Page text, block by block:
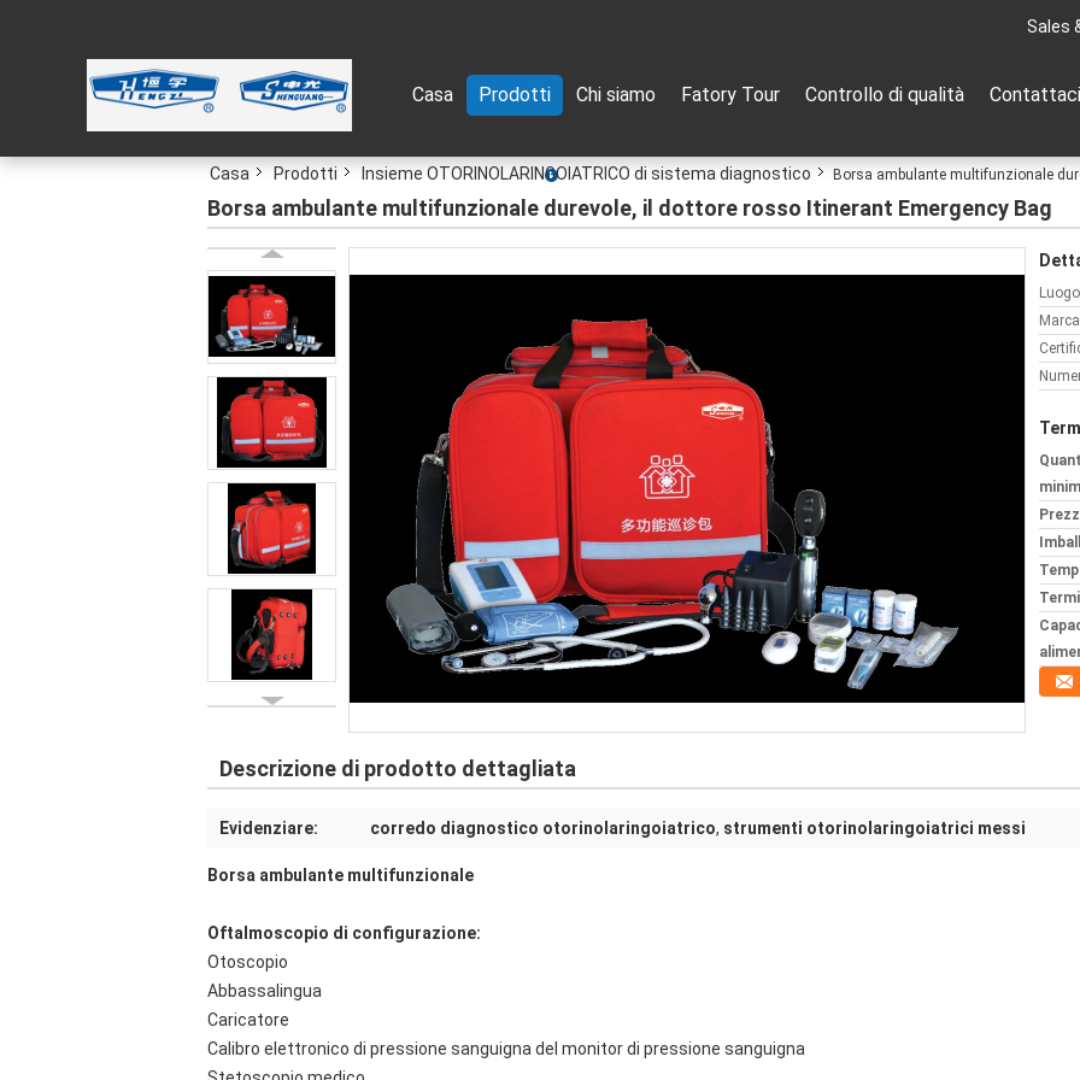
Sales
Casa Prodotti Chi siamo Fatory Tour Controllo di qualità Contattaci
Casa Prodotti Insieme OTORINOLARINGOIATRICO di sistema diagnostico Borsa ambulante multifunzionale
Borsa ambulante multifunzionale durevole, il dottore rosso Itinerant Emergency Bag
Descrizione di prodotto dettagliata
Evidenziare: corredo diagnostico otorinolaringoiatrico, strumenti otorinolaringoiatrici messi
Borsa ambulante multifunzionale
Oftalmoscopio di configurazione:
Otoscopio
Abbassalingua
Caricatore
Calibro elettronico di pressione sanguigna del monitor di pressione sanguigna